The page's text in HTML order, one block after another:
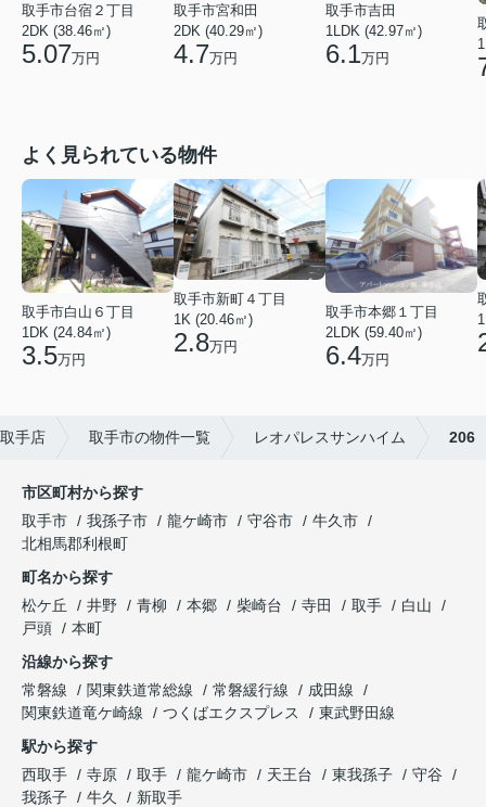
取手市台宿２丁目
2DK (38.46㎡)
5.07万円
取手市宮和田
2DK (40.29㎡)
4.7万円
取手市吉田
1LDK (42.97㎡)
6.1万円
よく見られている物件
取手市白山６丁目
1DK (24.84㎡)
3.5万円
取手市新町４丁目
1K (20.46㎡)
2.8万円
取手市本郷１丁目
2LDK (59.40㎡)
6.4万円
手店 取手市の物件一覧 レオパレスサンハイム 206
市区町村から探す
取手市
我孫子市 龍ケ崎市 守谷市
牛久市
北相馬郡利根町
町名から探す
松ケ丘
井野 青柳 本郷 柴崎台 寺田 取手
白山
戸頭
本町
沿線から探す
常磐線
関東鉄道常総線 常磐緩行線
成田線
関東鉄道竜ケ崎線
つくばエクスプレス
東武野田線
駅から探す
西取手
寺原 取手 龍ケ崎市 天王台 東我孫子
守谷
我孫子
牛久 新取手